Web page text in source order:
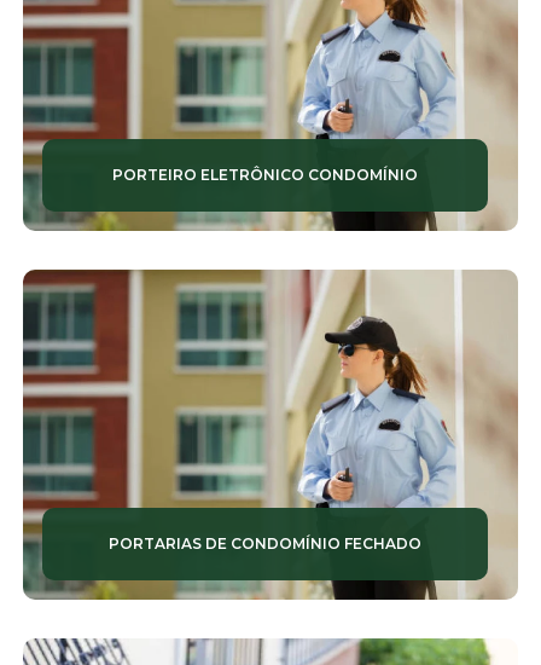
SERVIÇOS DE LIMPEZA TERCEIRIZADAS
SERVIÇOS DE MANUTENÇÃO PREDIAL
SERVIÇOS DE MONITORAMENTO
SERVIÇOS DE SEGURANÇA TERCEIRIZADA
SERVIÇOS DE ZELADORIA
SERVIÇOS TERCEIRIZADOS DE ZELADORIA
SISTEMAS DE VIGILÂNCIA
TERCEIRIZAÇÃO SERVIÇO
TOTENS DE MONITORAMENTO
VIGILÂNCIA
PORTEIRO ELETRÔNICO CONDOMÍNIO
PORTARIAS DE CONDOMÍNIO FECHADO